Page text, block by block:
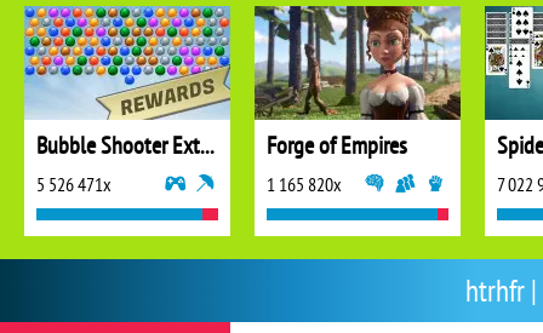
htrhfr
Bubble Shooter Extreme
5 526 471x
Forge of Empires
1 165 820x 7 022